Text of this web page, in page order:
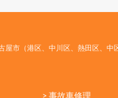
屋市（港区、中川区、熱田区、
> 事故車修理